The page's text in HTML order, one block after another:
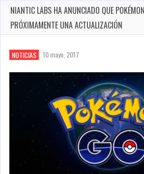
NIANTIC LABS HA ANUNCIADO QUE
PRÓXIMAMENTE UNA ACTUALIZACIÓN
NOTICIAS 10 mayo, 2017